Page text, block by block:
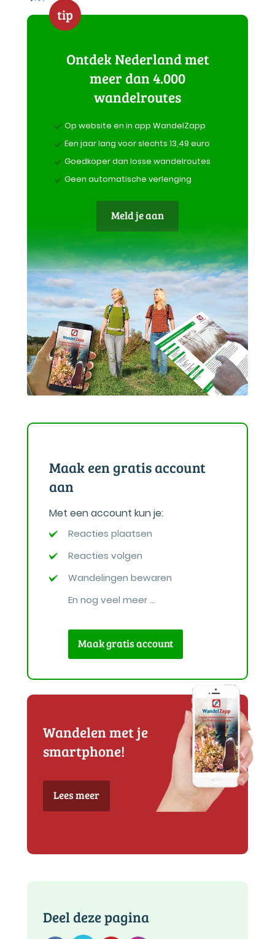
tip
Ontdek Nederland met
meer dan 4.000
wandelroutes
Op website en in app WandelZapp
Een jaar lang voor slechts 13,49 euro
Goedkoper dan losse wandelroutes
Geen automatische verlenging
Meld je aan
Maak een gratis account
aan
Met een account kun je:
Reacties plaatsen
Reacties volgen
Wandelingen bewaren
En nog veel meer ...
Maak gratis account
Wandelen met je
smartphone!
Lees meer
Deel deze pagina